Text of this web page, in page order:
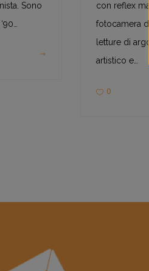
Sono
con reflex
fotocamera
letture di
artistico e…
0